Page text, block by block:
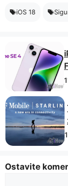
iOS 18
Ostavite